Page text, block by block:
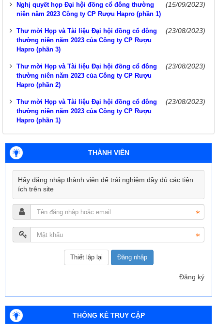
Nghị quyết họp Đại hội đồng cổ đông thường
niên năm 2023 Công ty CP Rượu Hapro (phần 1)
(15/09/2023)
Thư mời Họp và Tài liệu Đại hội đồng cổ đông
thường niên năm 2023 của Công ty CP Rượu
Hapro (phần 3)
(23/08/2023)
Thư mời Họp và Tài liệu Đại hội đồng cổ đông
thường niên năm 2023 của Công ty CP Rượu
Hapro (phần 2)
(23/08/2023)
Thư mời Họp và Tài liệu Đại hội đồng cổ đông
thường niên năm 2023 của Công ty CP Rượu
Hapro (phần 1)
(23/08/2023)
THÀNH VIÊN
Hãy đăng nhập thành viên để trải nghiệm đầy đủ các tiện
ích trên site
Đăng nhập
Đăng ký
THỐNG KÊ TRUY CẬP